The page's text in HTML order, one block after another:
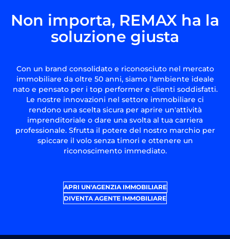
Non importa, REMAX ha la
soluzione giusta
Con un brand consolidato e riconosciuto nel mercato
immobiliare da oltre 50 anni, siamo l'ambiente ideale
nato e pensato per i top performer e clienti soddisfatti.
Le nostre innovazioni nel settore immobiliare ci
rendono una scelta sicura per aprire un'attività
imprenditoriale o dare una svolta al tua carriera
professionale. Sfrutta il potere del nostro marchio per
spiccare il volo senza timori e ottenere un
riconoscimento immediato.
APRI UN'AGENZIA IMMOBILIARE
DIVENTA AGENTE IMMOBILIARE